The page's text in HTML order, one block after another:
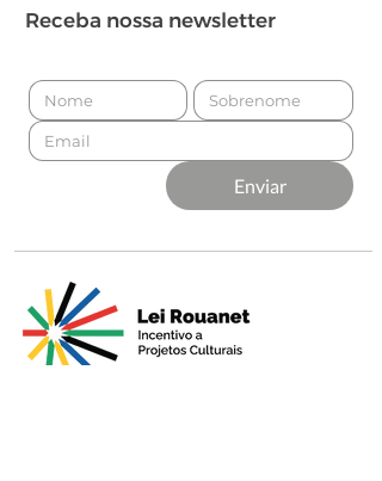
Receba nossa newsletter
Enviar